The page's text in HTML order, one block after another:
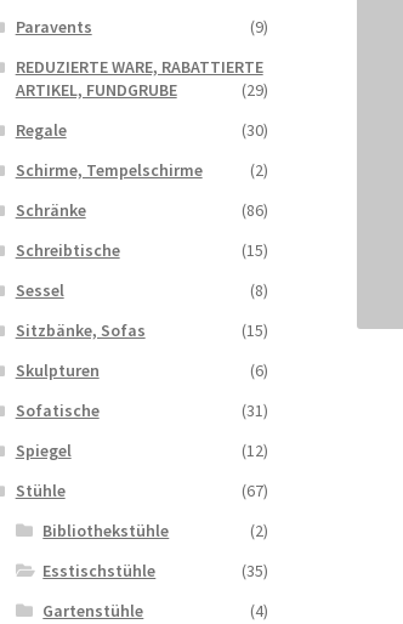
Paravents
(9)
REDUZIERTE WARE, RABATTIERTE
ARTIKEL, FUNDGRUBE
(29)
Regale
(30)
Schirme, Tempelschirme
(2)
Schränke
(86)
Schreibtische
(15)
Sessel
(8)
Sitzbänke, Sofas
(15)
Skulpturen
(6)
Sofatische
(31)
Spiegel
(12)
Stühle
(67)
Bibliothekstühle
(2)
Esstischstühle
(35)
Gartenstühle
(4)